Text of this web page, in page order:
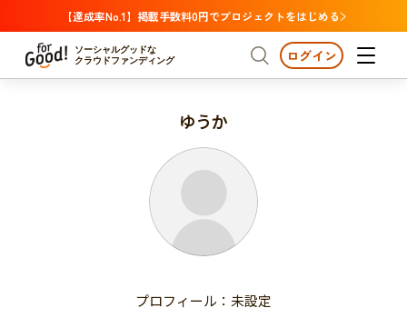
【達成率No.1】掲載手数料0円でプロジェクトをはじめる
ソーシャルグッドな
クラウドファンディング
プロジェクトからさがす 注目
支援金額が多い
支援人数が多い
終了日が近い
国際協力
支援金額が多い
終了日が近い
カテゴリーからさがす
医療・福祉
子ども・教育
人権・マイノリティ
ログイン
ゆうか
プロフィール：未設定